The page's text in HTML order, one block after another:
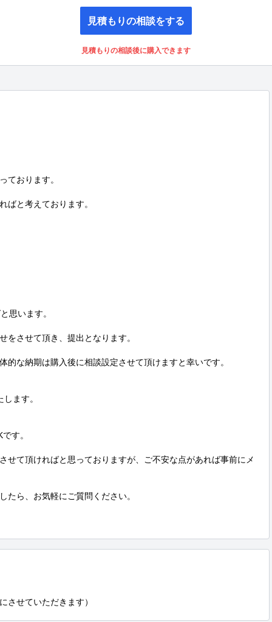
見積もりの相談をする
見積もりの相談後に購入できます
ております。
ばと考えております。
思います。
をさせて頂き、提出となります。
的な納期は購入後に相談設定させて頂けますと幸いです。
ます。
す。
せて頂ければと思っておりますが、ご不安な点があれば事前にメ
たら、お気軽にご質問ください。
させていただきます）